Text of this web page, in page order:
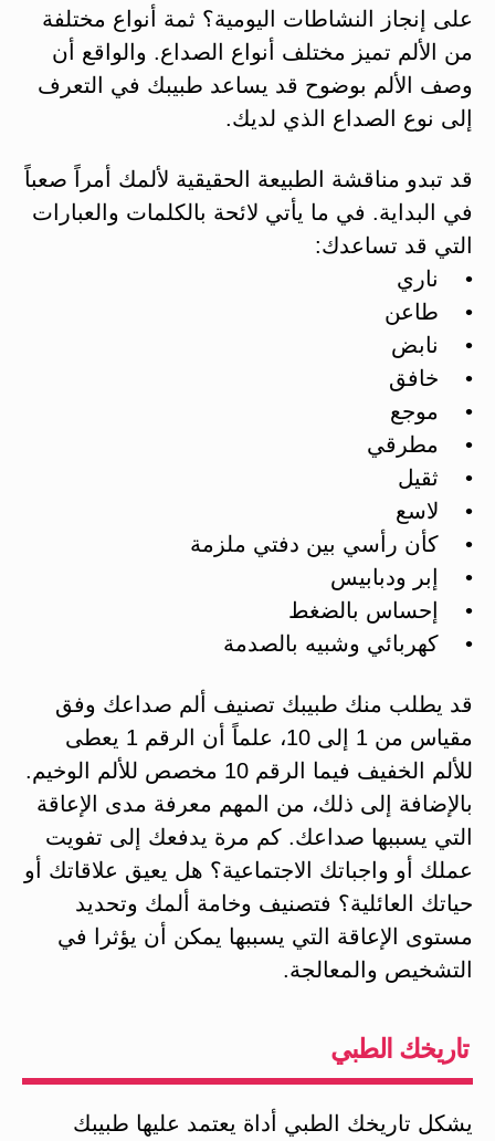
على إنجاز النشاطات اليومية؟ ثمة أنواع مختلفة
من الألم تميز مختلف أنواع الصداع. والواقع أن
وصف الألم بوضوح قد يساعد طبيبك في التعرف
إلى نوع الصداع الذي لديك.
قد تبدو مناقشة الطبيعة الحقيقية لألمك أمراً صعباً
في البداية. في ما يأتي لائحة بالكلمات والعبارات
التي قد تساعدك:
• ناري
• طاعن
• نابض
• خافق
• موجع
• مطرقي
• ثقيل
• لاسع
• كأن رأسي بين دفتي ملزمة
• إبر ودبابيس
• إحساس بالضغط
• كهربائي وشبيه بالصدمة
قد يطلب منك طبيبك تصنيف ألم صداعك وفق
مقياس من 1 إلى 10، علماً أن الرقم 1 يعطى
للألم الخفيف فيما الرقم 10 مخصص للألم الوخيم.
بالإضافة إلى ذلك، من المهم معرفة مدى الإعاقة
التي يسببها صداعك. كم مرة يدفعك إلى تفويت
عملك أو واجباتك الاجتماعية؟ هل يعيق علاقاتك أو
حياتك العائلية؟ فتصنيف وخامة ألمك وتحديد
مستوى الإعاقة التي يسببها يمكن أن يؤثرا في
التشخيص والمعالجة.
تاريخك الطبي
يشكل تاريخك الطبي أداة يعتمد عليها طبيبك